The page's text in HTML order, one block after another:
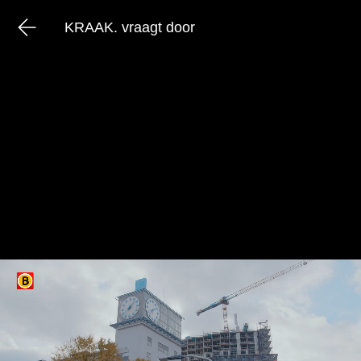
KRAAK. vraagt door